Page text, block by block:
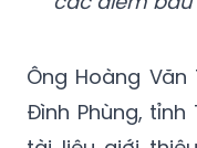
Ông Hoàng
Đình Phùng,